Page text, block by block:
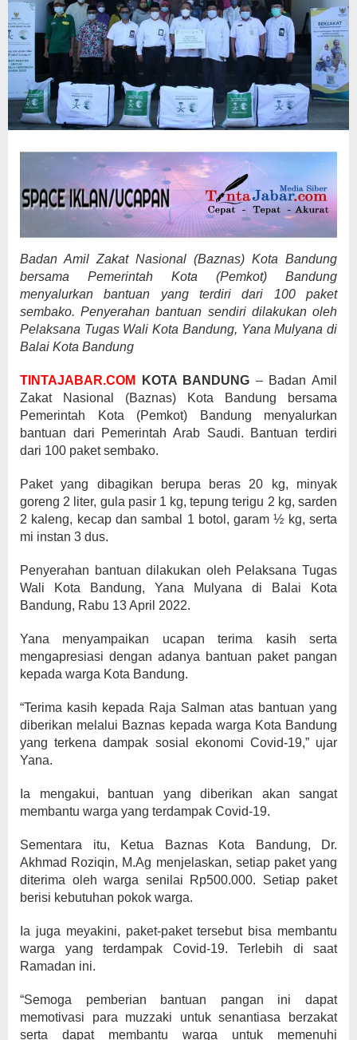
Badan Amil Zakat Nasional (Baznas) Kota Bandung
bersama Pemerintah Kota (Pemkot) Bandung
menyalurkan bantuan yang terdiri dari 100 paket
sembako. Penyerahan bantuan sendiri dilakukan oleh
Pelaksana Tugas Wali Kota Bandung, Yana Mulyana di
Balai Kota Bandung
TINTAJABAR.COM KOTA BANDUNG – Badan Amil
Zakat Nasional (Baznas) Kota Bandung bersama
Pemerintah Kota (Pemkot) Bandung menyalurkan
bantuan dari Pemerintah Arab Saudi. Bantuan terdiri
dari 100 paket sembako.
Paket yang dibagikan berupa beras 20 kg, minyak
goreng 2 liter, gula pasir 1 kg, tepung terigu 2 kg, sarden
2 kaleng, kecap dan sambal 1 botol, garam ½ kg, serta
mi instan 3 dus.
Penyerahan bantuan dilakukan oleh Pelaksana Tugas
Wali Kota Bandung, Yana Mulyana di Balai Kota
Bandung, Rabu 13 April 2022.
Yana menyampaikan ucapan terima kasih serta
mengapresiasi dengan adanya bantuan paket pangan
kepada warga Kota Bandung.
“Terima kasih kepada Raja Salman atas bantuan yang
diberikan melalui Baznas kepada warga Kota Bandung
yang terkena dampak sosial ekonomi Covid-19,” ujar
Yana.
Ia mengakui, bantuan yang diberikan akan sangat
membantu warga yang terdampak Covid-19.
Sementara itu, Ketua Baznas Kota Bandung, Dr.
Akhmad Roziqin, M.Ag menjelaskan, setiap paket yang
diterima oleh warga senilai Rp500.000. Setiap paket
berisi kebutuhan pokok warga.
Ia juga meyakini, paket-paket tersebut bisa membantu
warga yang terdampak Covid-19. Terlebih di saat
Ramadan ini.
“Semoga pemberian bantuan pangan ini dapat
memotivasi para muzzaki untuk senantiasa berzakat
serta dapat membantu warga untuk memenuhi